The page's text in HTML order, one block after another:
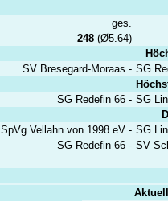
ges.
248(Ø5.64)
SV Bresegard-Moraas - SG
SG Redefin 66 - SG
SpVg Vellahn von 1998 eV - SG
SG Redefin 66 - SV
Aktuell